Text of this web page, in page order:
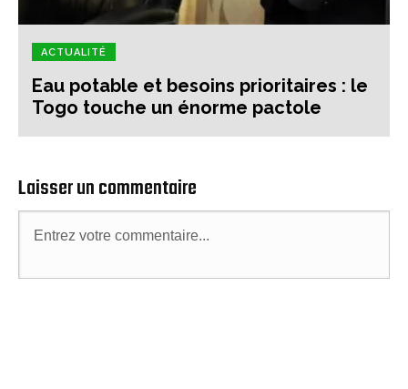
ACTUALITÉ
Eau potable et besoins prioritaires : le
Togo touche un énorme pactole
Laisser un commentaire